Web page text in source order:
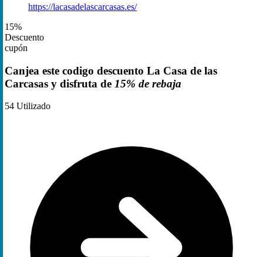
https://lacasadelascarcasas.es/
15%
Descuento
cupón
Canjea este codigo descuento La Casa de las
Carcasas y disfruta de 15% de rebaja
54 Utilizado